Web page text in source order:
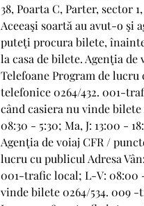
38, Poarta C, Parter, sector
Aceeaşi soartă au avut-o şi
puteţi procura bilete,
la casa de bilete. Agenţia
Telefoane Program de
telefonice 0264/432. 001-
când casiera nu vinde
08:30 - 5:30; Ma, J: 13:00 -
Agenţia de voiaj CFR /
lucru cu publicul Adresa
001-trafic local; L-V: 08:00
vinde bilete 0264/534. 009